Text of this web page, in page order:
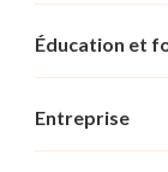
Éducation et
Entreprise